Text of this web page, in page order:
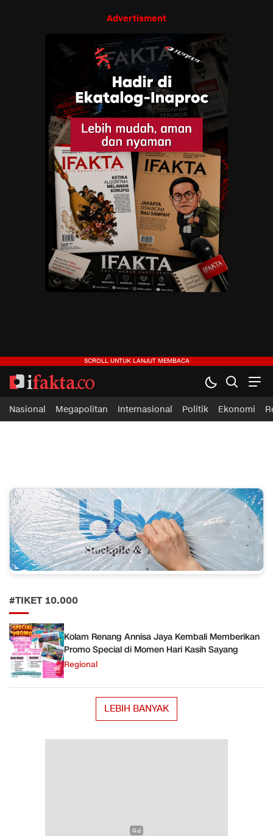
Advertisment
ifakta.co
#pastibenar
Nasional Megapolitan Internasional Politik Ekonomi
#TIKET 10.000
Kolam Renang Annisa Jaya Kembali Memberikan
Promo Special di Momen Hari Kasih Sayang
Regional
LEBIH BANYAK